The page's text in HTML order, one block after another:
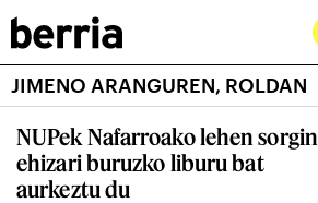
JIMENO ARANGUREN, ROLDAN
NUPek Nafarroako lehen sorgin
ehizari buruzko liburu bat
aurkeztu du